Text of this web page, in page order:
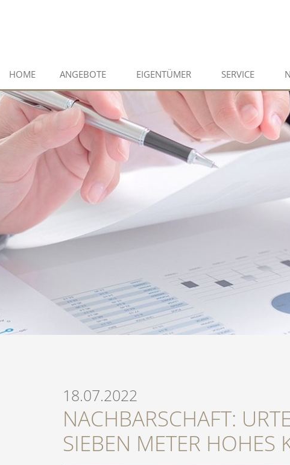
HOME ANGEBOTE EIGENTÜMER SERVICE
18.07.2022
NACHBARSCHAFT:
SIEBEN METER HOHES